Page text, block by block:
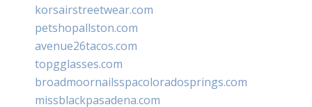
korsairstreetwear.com
petshopallston.com
avenue26tacos.com
topgglasses.com
broadmoornailsspacoloradosprings.com
missblackpasadena.com